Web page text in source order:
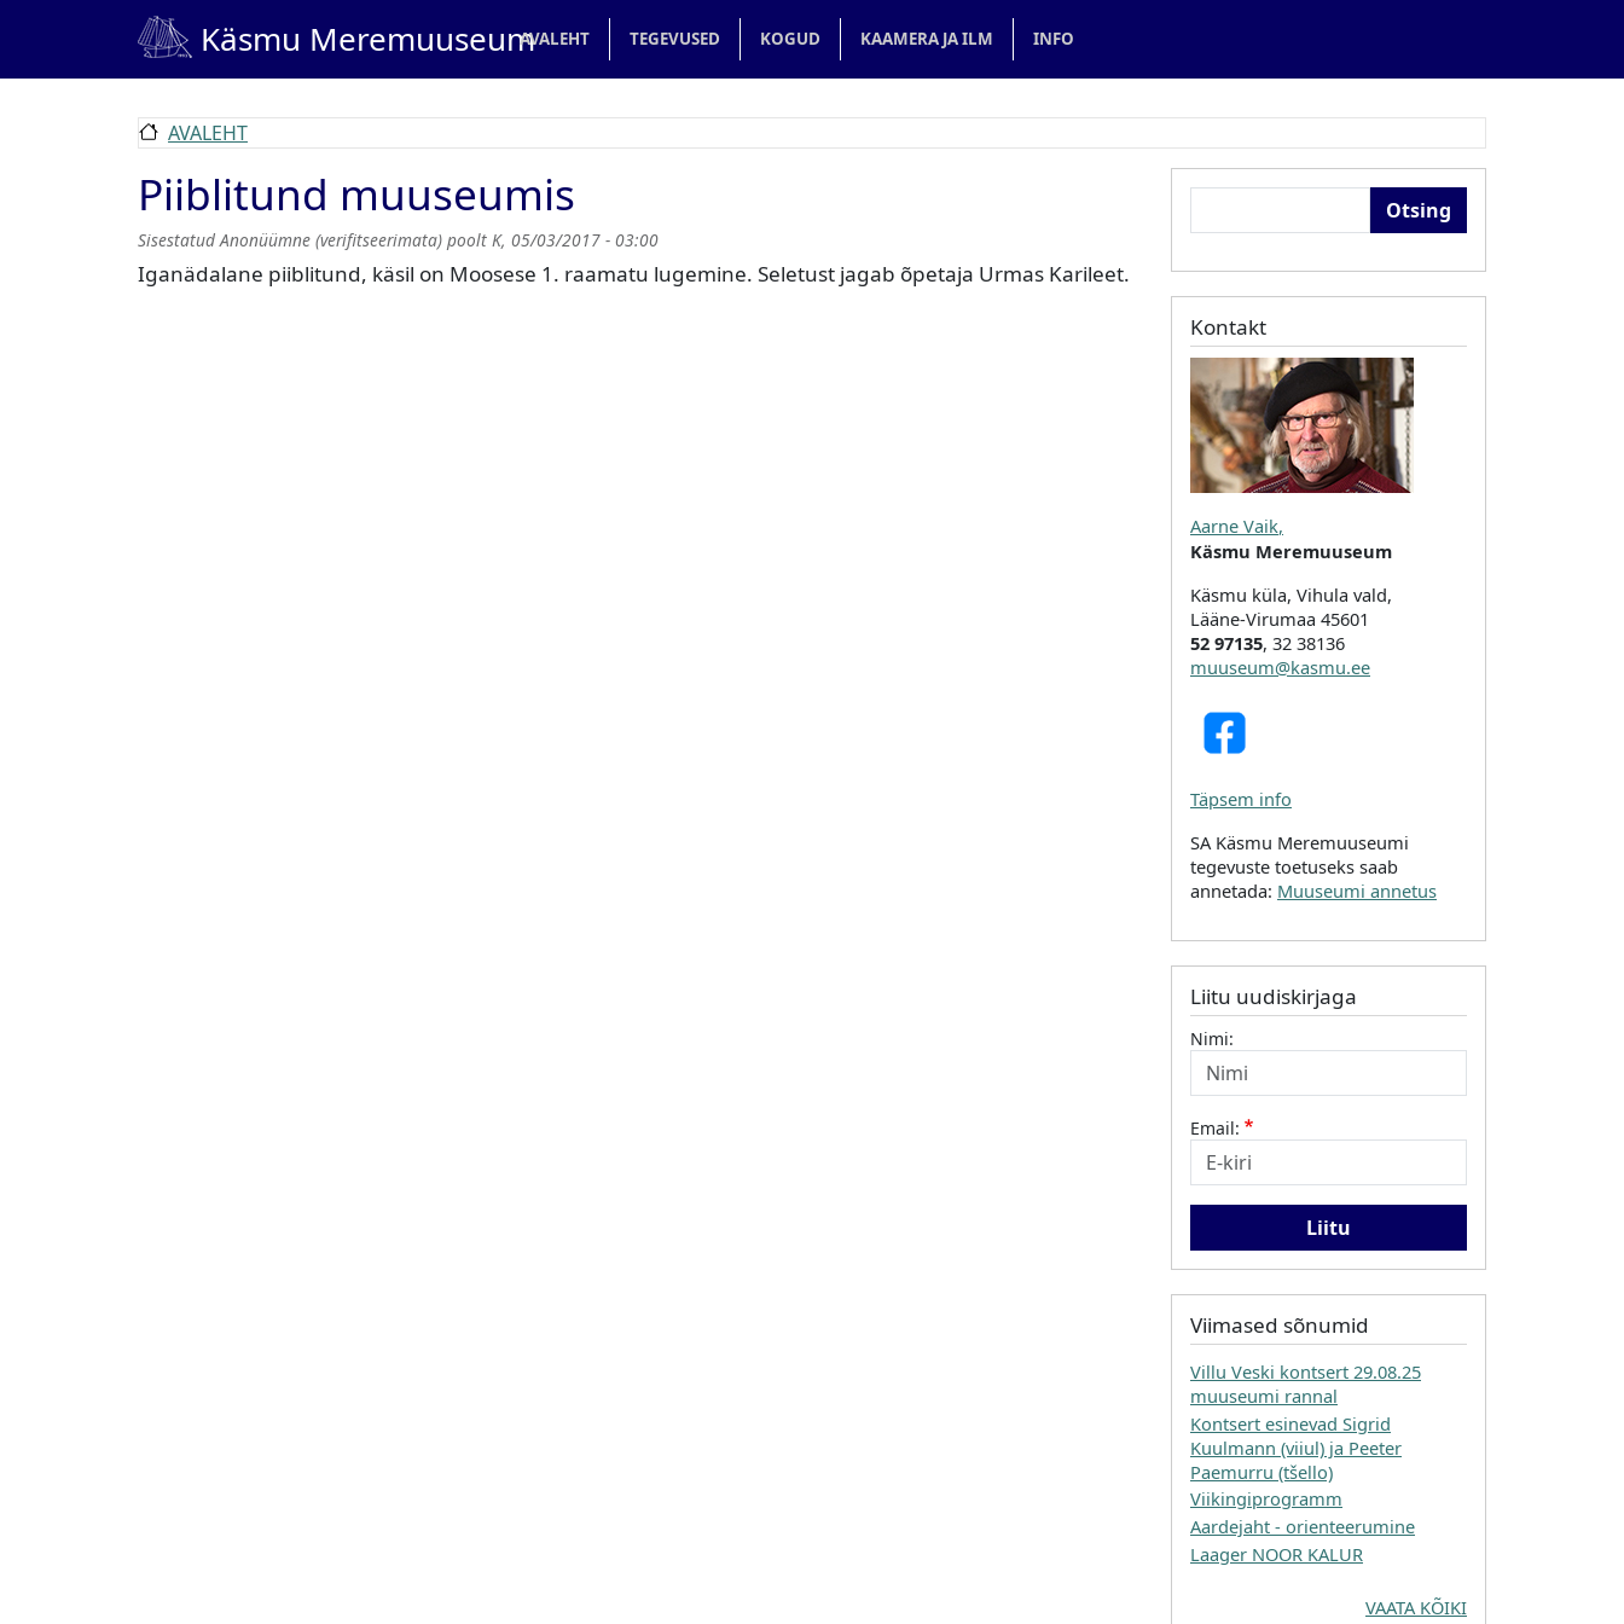
Liigu edasi põhisisu juurde
Käsmu MeremuuseumMain navigation
AVALEHT TEGEVUSED KOGUD KAAMERA JA ILM INFO
AVALEHT
Piiblitund muuseumis
SisestatudAnonüümne (verifitseerimata) poolt K, 05/03/2017 - 03:00
Iganädalane piiblitund, käsil on Moosese 1. raamatu lugemine. Seletust jagab õpetaja Urmas Karileet.
Kontakt
Aarne Vaik,
Käsmu Meremuuseum
Käsmu küla, Vihula vald,
Lääne-Virumaa 45601
52 97135, 32 38136
muuseum@kasmu.ee
Täpsem info
SA Käsmu Meremuuseumi
tegevuste toetuseks saab
annetada: Muuseumi annetus
Liitu uudiskirjaga
Nimi:
Email:
Viimased sõnumid
Villu Veski kontsert 29.08.25
muuseumi rannal
Kontsert esinevad Sigrid
Kuulmann (viiul) ja Peeter
Paemurru (tšello)
Viikingiprogramm
Aardejaht - orienteerumine
Laager NOOR KALUR
VAATA KÕIKI